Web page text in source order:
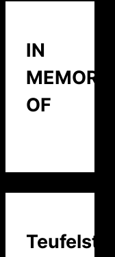
IN
MEMORY
OF
Teufelstalk